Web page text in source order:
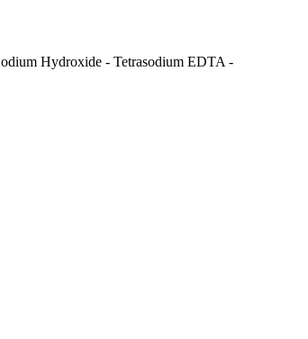
Hydroxide - Tetrasodium EDTA -